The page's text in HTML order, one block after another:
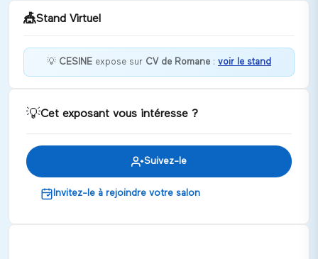
🎪Stand Virtuel
Discuter
💡 CESINE expose sur CV de Romane : voir le stand
💡Cet exposant vous intéresse ?
Suivez-le
Invitez-le à rejoindre votre salon